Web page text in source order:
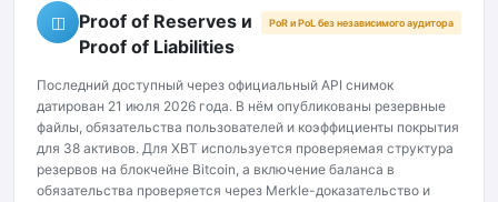
◫
Proof of Reserves и
Proof of Liabilities
PoR и PoL без независимого аудитора
Последний доступный через официальный API снимок
датирован 21 июля 2026 года. В нём опубликованы резервные
файлы, обязательства пользователей и коэффициенты покрытия
для 38 активов. Для XBT используется проверяемая структура
резервов на блокчейне Bitcoin, а включение баланса в
обязательства проверяется через Merkle-доказательство и